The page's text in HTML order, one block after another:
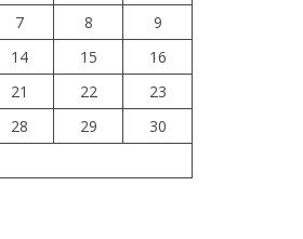
7 8
9
14 15
16
21 22
23
28 29
30